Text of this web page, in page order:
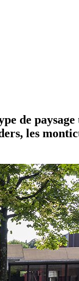
de
les